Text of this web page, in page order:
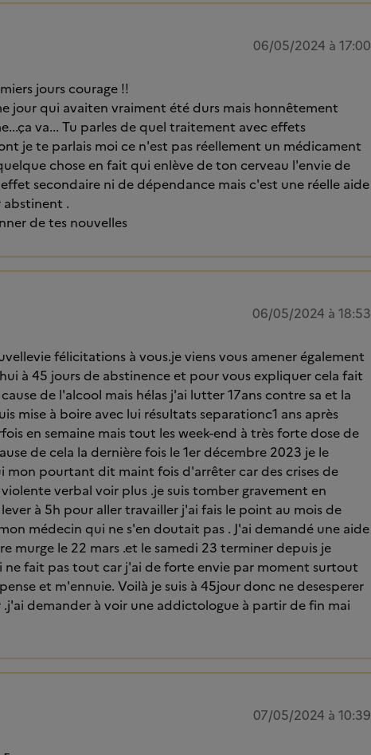
06/05/2024 à 17:00
jours courage !!
jour qui avaiten vraiment été durs mais honnêtement
va... Tu parles de quel traitement avec effets
je te parlais moi ce n'est pas réellement un médicament
chose en fait qui enlève de ton cerveau l'envie de
secondaire ni de dépendance mais c'est une réelle aide
abstinent .
de tes nouvelles
06/05/2024 à 18:53
félicitations à vous.je viens vous amener également
à 45 jours de abstinence et pour vous expliquer cela fait
de l'alcool mais hélas j'ai lutter 17ans contre sa et la
mise à boire avec lui résultats separationc1 ans après
en semaine mais tout les week-end à très forte dose de
de cela la dernière fois le 1er décembre 2023 je le
mon pourtant dit maint fois d'arrêter car des crises de
verbal voir plus .je suis tomber gravement en
à 5h pour aller travailler j'ai fais le point au mois de
médecin qui ne s'en doutait pas . J'ai demandé une aide
murge le 22 mars .et le samedi 23 terminer depuis je
fait pas tout car j'ai de forte envie par moment surtout
et m'ennuie. Voilà je suis à 45jour donc ne desesperer
demander à voir une addictologue à partir de fin mai
07/05/2024 à 10:39